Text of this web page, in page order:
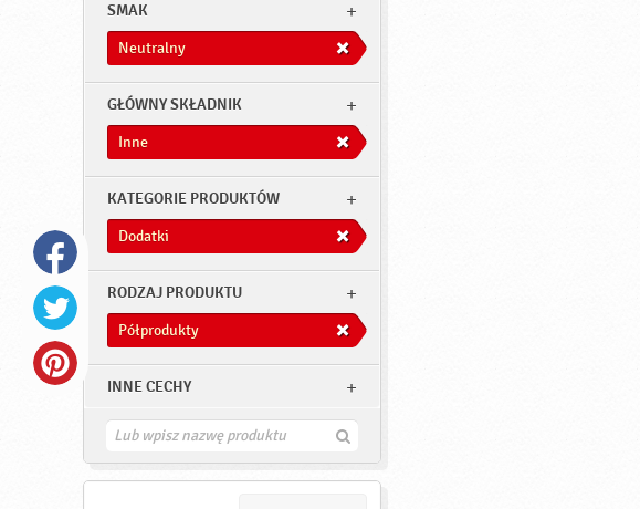
SMAK
Neutralny
GŁÓWNY SKŁADNIK
Inne
KATEGORIE PRODUKTÓW
Dodatki
RODZAJ PRODUKTU
Półprodukty
INNE CECHY
Z